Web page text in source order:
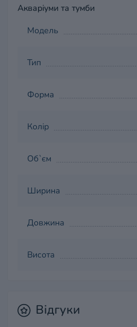
Акваріуми та тумби
Модель
Тип
Форма
Колір
Об`єм
Ширина
Довжина
Висота
Відгуки